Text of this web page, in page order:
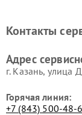
Контакты
Адрес
г. Казань, улица
Горячая линия:
+7 (843) 500-48-